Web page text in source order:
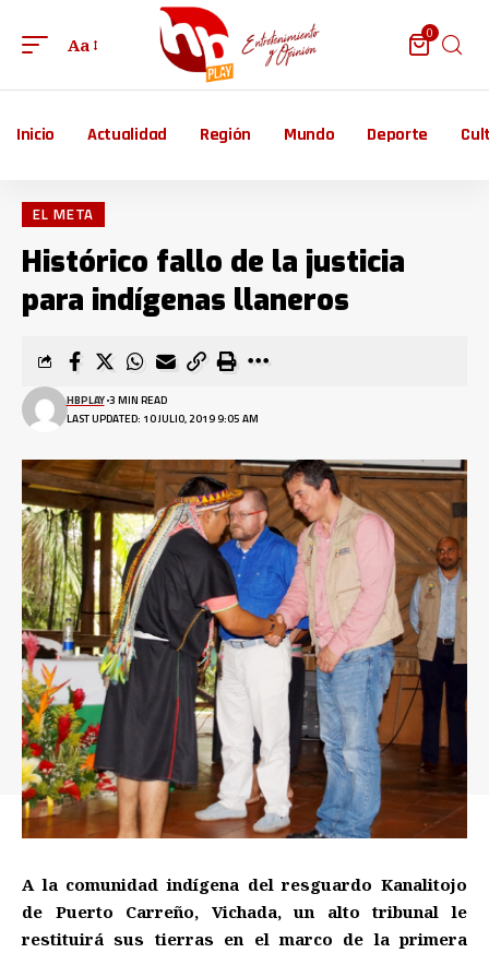
Aa
0
Inicio Actualidad Región Mundo Deporte
EL META
Histórico fallo de la justicia
para indígenas llaneros
LAST UPDATED: 10 JULIO, 2019 9:05 AM
HBPLAY 3 MIN READ
A la comunidad indígena del resguardo Kanalitojo
de Puerto Carreño, Vichada, un alto tribunal le
restituirá sus tierras en el marco de la primera